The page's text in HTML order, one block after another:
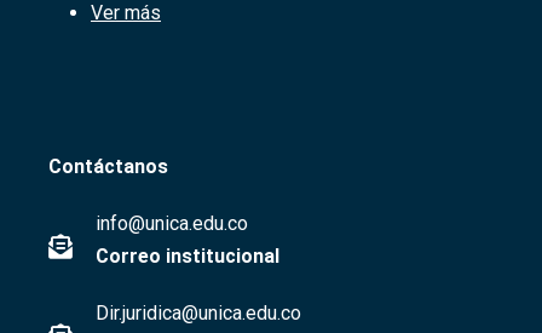
Ver más
Contáctanos
info@unica.edu.co
Correo institucional
Dir.juridica@unica.edu.co